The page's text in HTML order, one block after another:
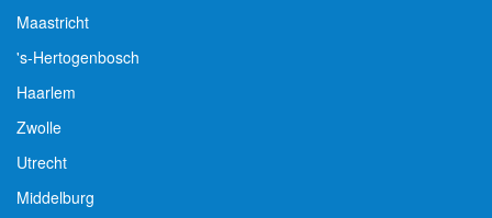
Maastricht
's-Hertogenbosch
Haarlem
Zwolle
Utrecht
Middelburg